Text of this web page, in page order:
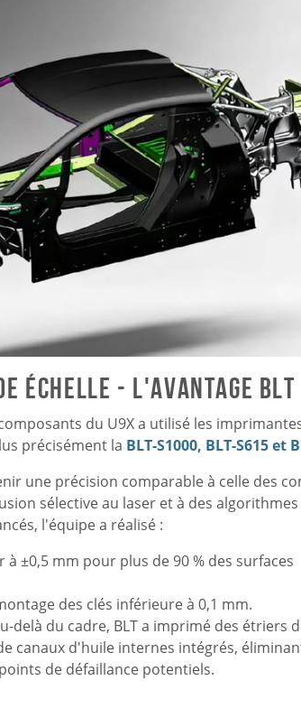
échelle - L'avantage BLT
du U9X a utilisé les
précisément la BLT-S1000, BLT-S615 et
une précision comparable à celle des
sélective au laser et à des
l'équipe a réalisé :
±0,5 mm pour plus de 90 % des surfaces
des clés inférieure à 0,1 mm.
delà du cadre, BLT a imprimé des étriers
canaux d'huile internes intégrés,
de défaillance potentiels.